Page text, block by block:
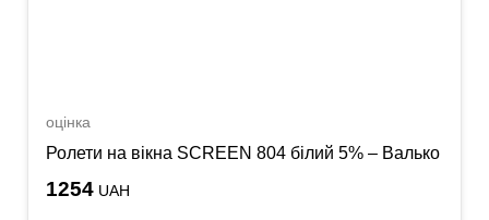
оцінка
Ролети на вікна SCREEN 804 білий 5% – Валько
1254 UAH